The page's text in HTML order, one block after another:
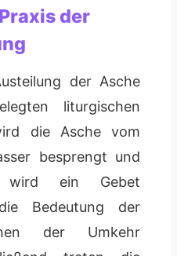
der
der Asche
liturgischen
die Asche vom
besprengt und
wird ein Gebet
Bedeutung der
der Umkehr